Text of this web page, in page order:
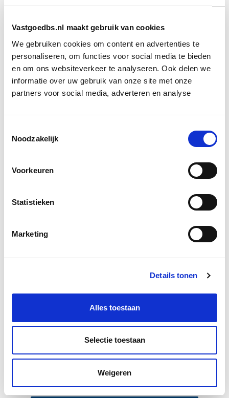
Vastgoedbs.nl maakt gebruik van cookies
We gebruiken cookies om content en advertenties te
personaliseren, om functies voor social media te bieden
en om ons websiteverkeer te analyseren. Ook delen we
informatie over uw gebruik van onze site met onze
partners voor social media, adverteren en analyse
Noodzakelijk
Voorkeuren
Statistieken
Marketing
Details tonen
Alles toestaan
Selectie toestaan
Weigeren